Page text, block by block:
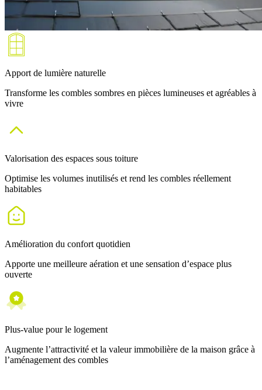
Apport de lumière naturelle
Transforme les combles sombres en pièces lumineuses et agréables à
vivre
Valorisation des espaces sous toiture
Optimise les volumes inutilisés et rend les combles réellement
habitables
Amélioration du confort quotidien
Apporte une meilleure aération et une sensation d’espace plus
ouverte
Plus-value pour le logement
Augmente l’attractivité et la valeur immobilière de la maison grâce à
l’aménagement des combles